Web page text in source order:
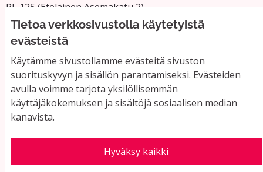
Tietoa verkkosivustolla käytetyistä
evästeistä
Käytämme sivustollamme evästeitä sivuston
suorituskyvyn ja sisällön parantamiseksi. Evästeiden
avulla voimme tarjota yksilöllisemmän
käyttäjäkokemuksen ja sisältöjä sosiaalisen median
kanavista.
Hyväksy kaikki
PL 125 (Eteläinen Asemakatu 2)
11101 Riihimäki
Vaihde: 019 758 4000
Sähköpostiosoitteet:
etunimi.sukunimi@riihimaki.fi
Yhteystiedot ja usein kysyttyä
Käyttöehdot
Evästeasetukset